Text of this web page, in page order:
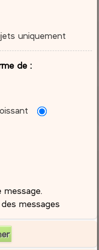
uniquement
de :
messages